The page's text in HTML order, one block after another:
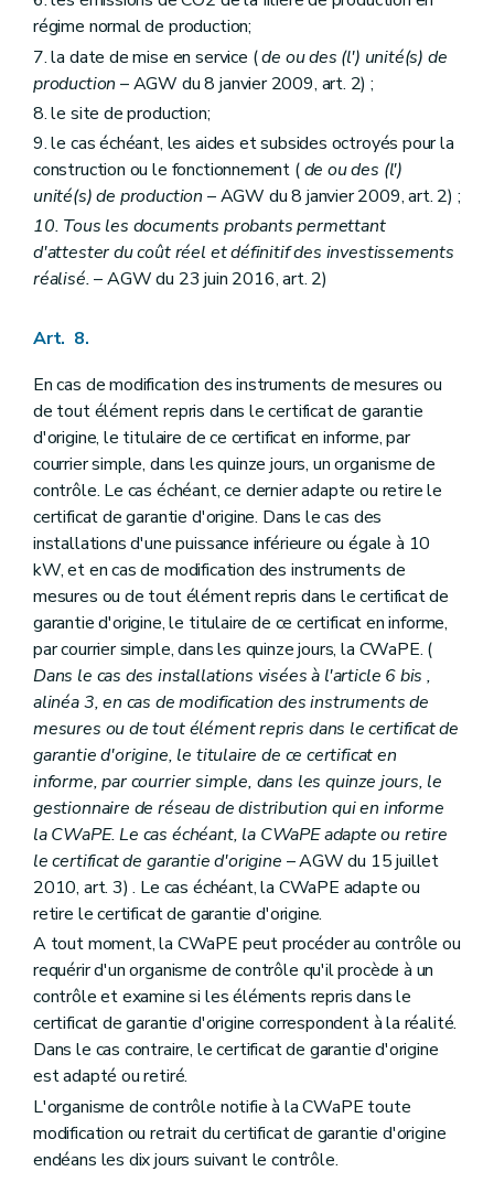
régime normal de production;
7. la date de mise en service (de ou des (l') unité(s) de
production – AGW du 8 janvier 2009, art. 2) ;
8. le site de production;
9. le cas échéant, les aides et subsides octroyés pour la
construction ou le fonctionnement (de ou des (l')
unité(s) de production – AGW du 8 janvier 2009, art. 2) ;
10. Tous les documents probants permettant
d'attester du coût réel et définitif des investissements
réalisé.– AGW du 23 juin 2016, art. 2)
Art. 8.
En cas de modification des instruments de mesures ou
de tout élément repris dans le certificat de garantie
d'origine, le titulaire de ce certificat en informe, par
courrier simple, dans les quinze jours, un organisme de
contrôle. Le cas échéant, ce dernier adapte ou retire le
certificat de garantie d'origine. Dans le cas des
installations d'une puissance inférieure ou égale à 10
kW, et en cas de modification des instruments de
mesures ou de tout élément repris dans le certificat de
garantie d'origine, le titulaire de ce certificat en informe,
par courrier simple, dans les quinze jours, la CWaPE. (
Dans le cas des installations visées à l'article 6bis ,
alinéa 3, en cas de modification des instruments de
mesures ou de tout élément repris dans le certificat de
garantie d'origine, le titulaire de ce certificat en
informe, par courrier simple, dans les quinze jours, le
gestionnaire de réseau de distribution qui en informe
la CWaPE. Le cas échéant, la CWaPE adapte ou retire
le certificat de garantie d'origine – AGW du 15 juillet
2010, art. 3) . Le cas échéant, la CWaPE adapte ou
retire le certificat de garantie d'origine.
A tout moment, la CWaPE peut procéder au contrôle ou
requérir d'un organisme de contrôle qu'il procède à un
contrôle et examine si les éléments repris dans le
certificat de garantie d'origine correspondent à la réalité.
Dans le cas contraire, le certificat de garantie d'origine
est adapté ou retiré.
L'organisme de contrôle notifie à la CWaPE toute
modification ou retrait du certificat de garantie d'origine
endéans les dix jours suivant le contrôle.